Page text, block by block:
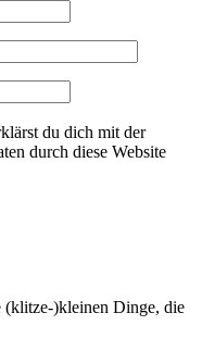
du dich mit der
durch diese Website
(klitze-)kleinen Dinge, die